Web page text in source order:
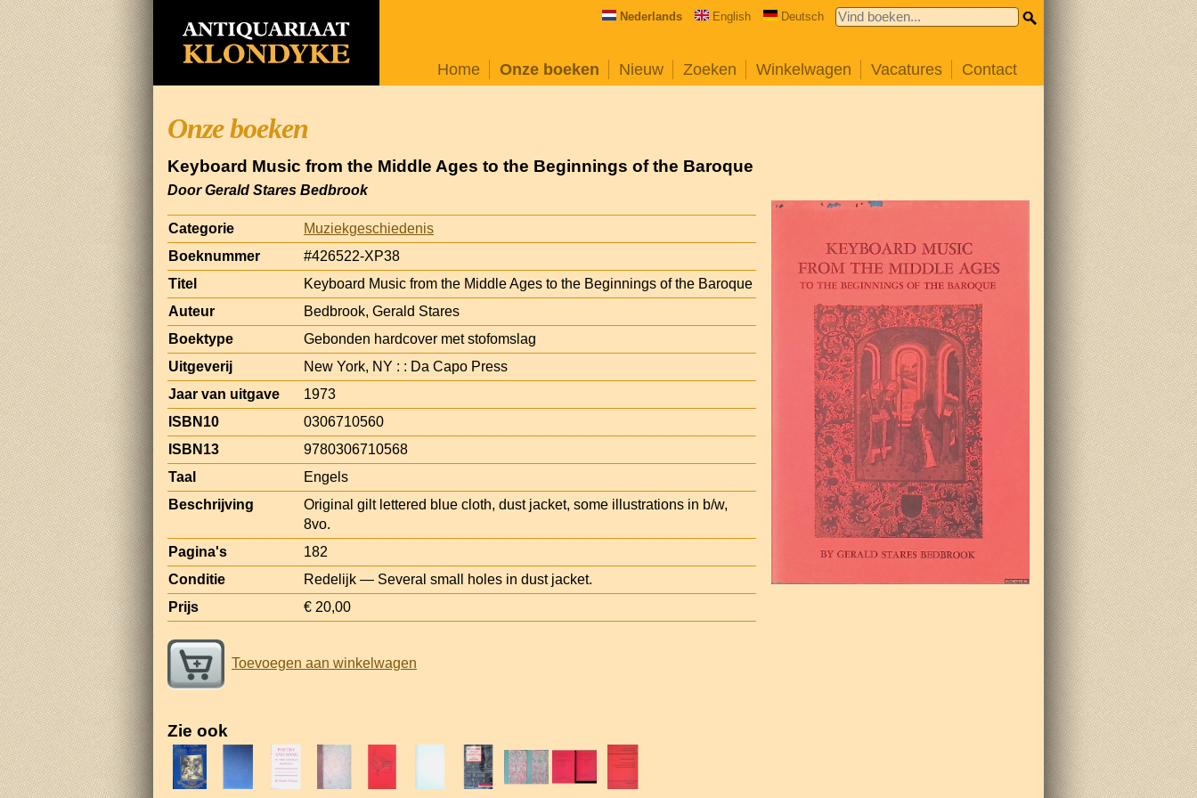
Nederlands English Deutsch
Home Onze boeken Nieuw Zoeken Winkelwagen Vacatures Contact
Onze boeken
Keyboard Music from the Middle Ages to the Beginnings of the Baroque
Door Gerald Stares Bedbrook
Categorie
Muziekgeschiedenis
Boeknummer
#426522-XP38
Titel
Keyboard Music from the Middle Ages to the Beginnings of the Baroque
Auteur
Bedbrook, Gerald Stares
Boektype
Gebonden hardcover met stofomslag
Uitgeverij
New York, NY : : Da Capo Press
Jaar van uitgave
1973
ISBN10
0306710560
ISBN13
9780306710568
Taal
Engels
Beschrijving
Original gilt lettered blue cloth, dust jacket, some illustrations in b/w,
8vo.
Pagina's
182
Conditie
Redelijk — Several small holes in dust jacket.
Prijs
€ 20,00
Toevoegen aan winkelwagen
Zie ook